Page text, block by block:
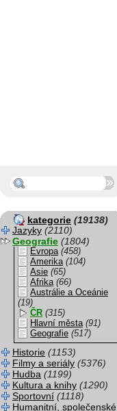
kategorie (19138)
Jazyky (2110)
Geografie (1804)
Evropa (458)
Amerika (104)
Asie (65)
Afrika (66)
Austrálie a Oceánie
(19)
ČR (315)
Hlavní města (91)
Geografie (517)
Historie (1153)
Filmy a seriály (5376)
Hudba (1199)
Kultura a knihy (1290)
Sportovní (1118)
Humanitní, společenské